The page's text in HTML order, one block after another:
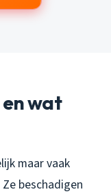
wat
maar vaak
beschadigen